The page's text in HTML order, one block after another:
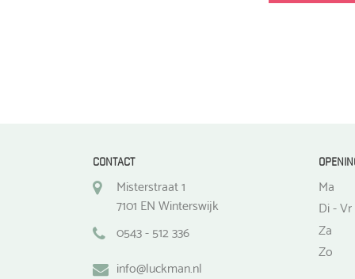
CONTACT
Misterstraat 1
7101 EN Winterswijk
0543 - 512 336
info@luckman.nl
Ma
Di - Vr
Za
Zo